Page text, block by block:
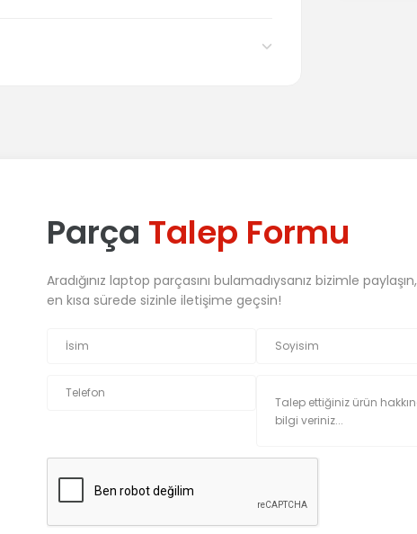
Parça Talep Formu
Aradığınız laptop parçasını bulamadıysanız bizimle
en kısa sürede sizinle iletişime geçsin!